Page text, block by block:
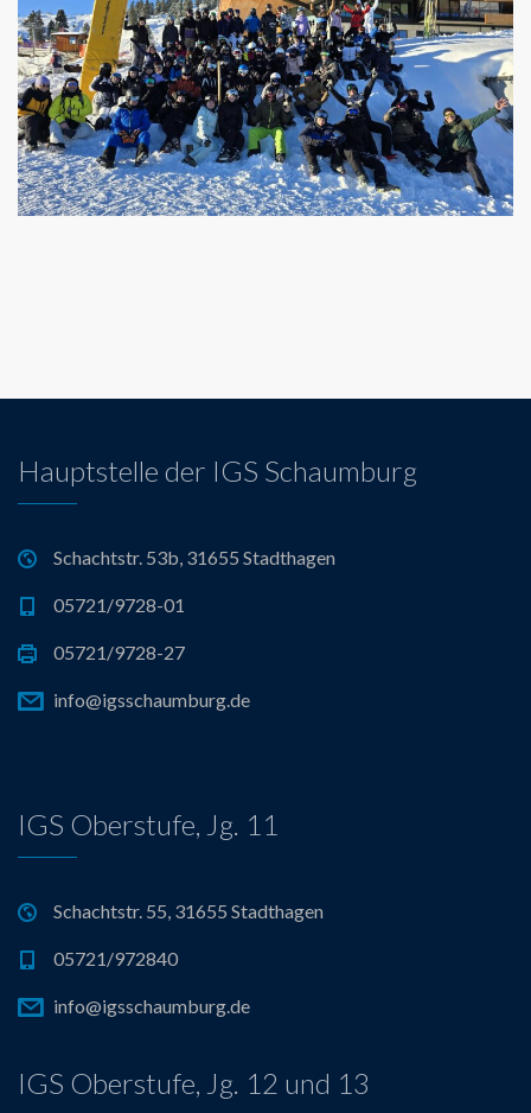
Hauptstelle der IGS Schaumburg
Schachtstr. 53b, 31655 Stadthagen
05721/9728-01
05721/9728-27
info@igsschaumburg.de
IGS Oberstufe, Jg. 11
Schachtstr. 55, 31655 Stadthagen
05721/972840
info@igsschaumburg.de
IGS Oberstufe, Jg. 12 und 13